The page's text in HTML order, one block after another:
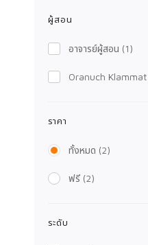
ผู้สอน
อาจารย์ผู้สอน (1)
Oranuch Klammat
ราคา
ทั้งหมด (2)
ฟรี (2)
ระดับ